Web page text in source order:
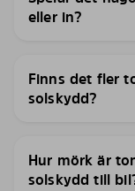
eller in?
Finns det fler
solskydd?
Hur mörk är
solskydd till